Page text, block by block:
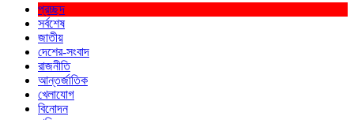
প্রচ্ছদ
সর্বশেষ
জাতীয়
দেশের-সংবাদ
রাজনীতি
আন্তর্জাতিক
খেলাযোগ
বিনোদন